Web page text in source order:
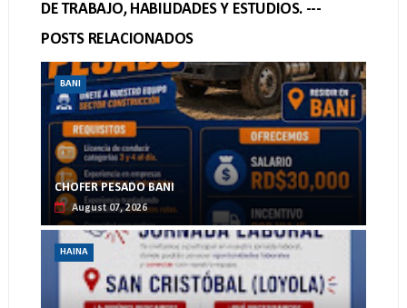
DE TRABAJO, HABILIDADES Y ESTUDIOS. ---
POSTS RELACIONADOS
BANI
CHOFER PESADO BANI
August 07, 2026
HAINA